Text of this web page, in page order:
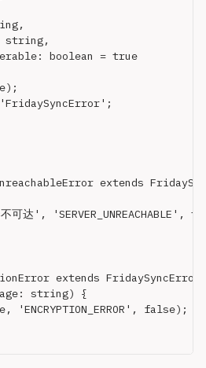
string,
boolean = true
extends
可达', 'SERVER_UNREACHABLE',
extends
string) {
'ENCRYPTION_ERROR', false);